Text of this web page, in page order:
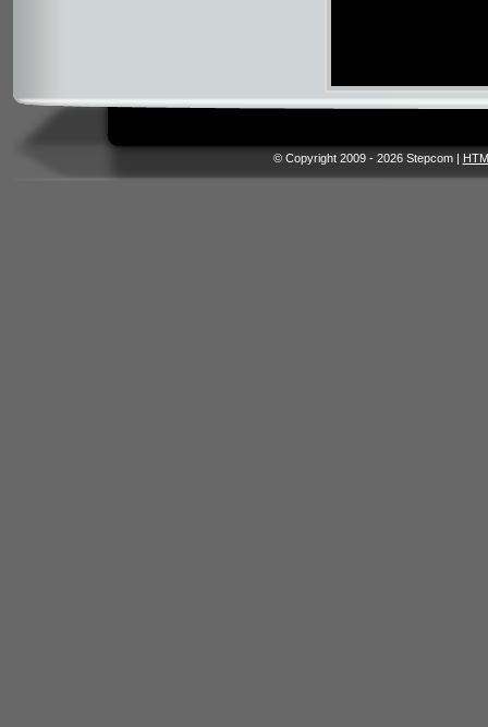
© Copyright 2009 - 2026 Stepcom |